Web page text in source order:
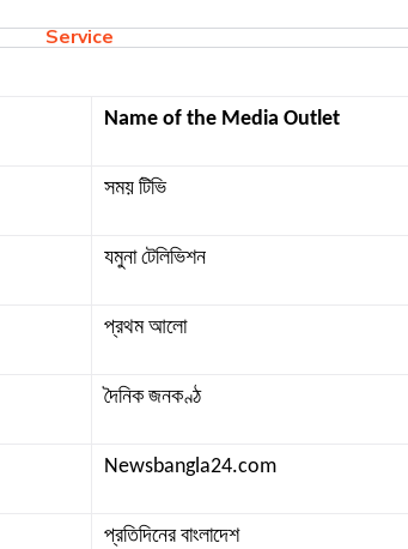
Service
Name of the Media Outlet
সময় টিভি
যমুনা টেলিভিশন
প্রথম আলো
দৈনিক জনকণ্ঠ
Newsbangla24.com
প্রতিদিনের বাংলাদেশ